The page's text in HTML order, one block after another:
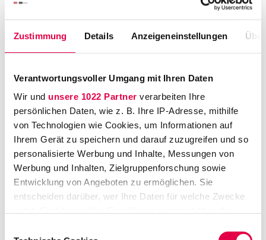
Zustimmung Details Anzeigeneinstellungen
Verantwortungsvoller Umgang mit Ihren Daten
Wir und unsere 1022 Partner verarbeiten Ihre
persönlichen Daten, wie z. B. Ihre IP-Adresse, mithilfe
von Technologien wie Cookies, um Informationen auf
Ihrem Gerät zu speichern und darauf zuzugreifen und so
personalisierte Werbung und Inhalte, Messungen von
Werbung und Inhalten, Zielgruppenforschung sowie
Entwicklung von Angeboten zu ermöglichen. Sie
entscheiden darüber, wer Ihre Daten für welche Zwecke
Immerhin ging es um ziemlich viel Geld: So
ein Stipendium hat einen Wert von etwa
180.000 Dollar.
Genau. Ich habe mich schon gefragt: Lässt du
das jetzt einfach liegen? Auf der anderen Seite
habe ich aber auch überlegt, ob ich vielleicht
nur deshalb zögere, weil es sich falsch
anfühlt, so viel Geld auszuschlagen. Objektiv
betrachtet ist das natürlich eine unfassbare
Chance. Aber ich wollte die Entscheidung am
Ende nicht daran festmachen, was es kostet
oder wie prestigeträchtig das ist, sondern